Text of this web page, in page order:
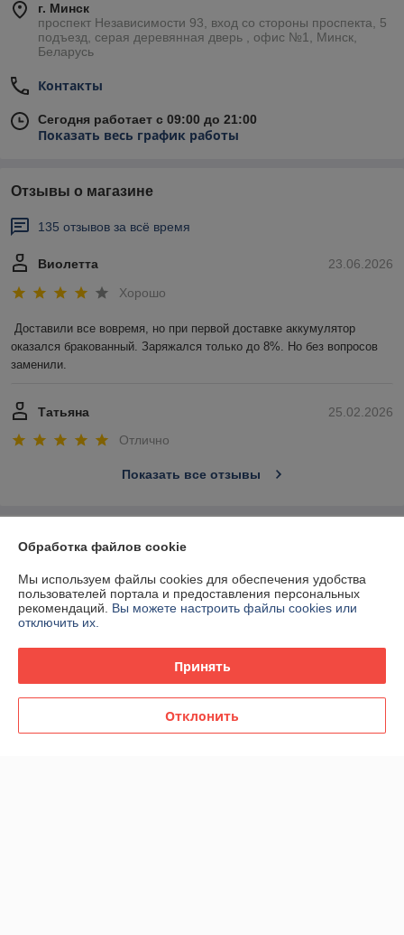
г. Минск
проспект Независимости 93, вход со стороны проспекта, 5
подъезд, серая деревянная дверь , офис №1, Минск,
Беларусь
Контакты
Сегодня работает с 09:00 до 21:00
Показать весь график работы
Отзывы о магазине
135 отзывов за всё время
23.06.2026
Виолетта
Хорошо
Доставили все вовремя, но при первой доставке аккумулятор
оказался бракованный. Заряжался только до 8%. Но без вопросов
заменили.
25.02.2026
Татьяна
Отлично
Показать все отзывы
Контакты
Доставка и оплата
Обработка файлов cookie
Мы используем файлы cookies для обеспечения удобства
пользователей портала и предоставления персональных
рекомендаций. Вы можете настроить файлы cookies или
отключить их.
Принять
Отклонить